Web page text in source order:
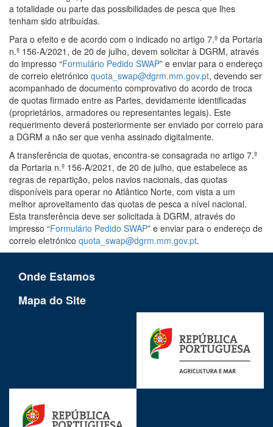
a totalidade ou parte das possibilidades de pesca que lhes
tenham sido atribuídas.
Para o efeito e de acordo com o indicado no artigo 7.º da Portaria
n.º 156-A/2021, de 20 de julho, devem solicitar à DGRM, através
do impresso “Formulário Pedido SWAP” e enviar para o endereço
de correio eletrónico quota_swap@dgrm.mm.gov.pt, devendo ser
acompanhado de documento comprovativo do acordo de troca
de quotas firmado entre as Partes, devidamente identificadas
(proprietários, armadores ou representantes legais). Este
requerimento deverá posteriormente ser enviado por correio para
a DGRM a não ser que venha assinado digitalmente.
A transferência de quotas, encontra-se consagrada no artigo 7.º
da Portaria n.º 156-A/2021, de 20 de julho, que estabelece as
regras de repartição, pelos navios nacionais, das quotas
disponíveis para operar no Atlântico Norte, com vista a um
melhor aproveitamento das quotas de pesca a nível nacional.
Esta transferência deve ser solicitada à DGRM, através do
impresso “Formulário Pedido SWAP” e enviar para o endereço de
correio eletrónico quota_swap@dgrm.mm.gov.pt.
Onde Estamos
Mapa do Site